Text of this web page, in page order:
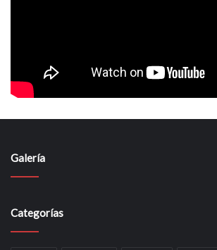
Galería
Categorías